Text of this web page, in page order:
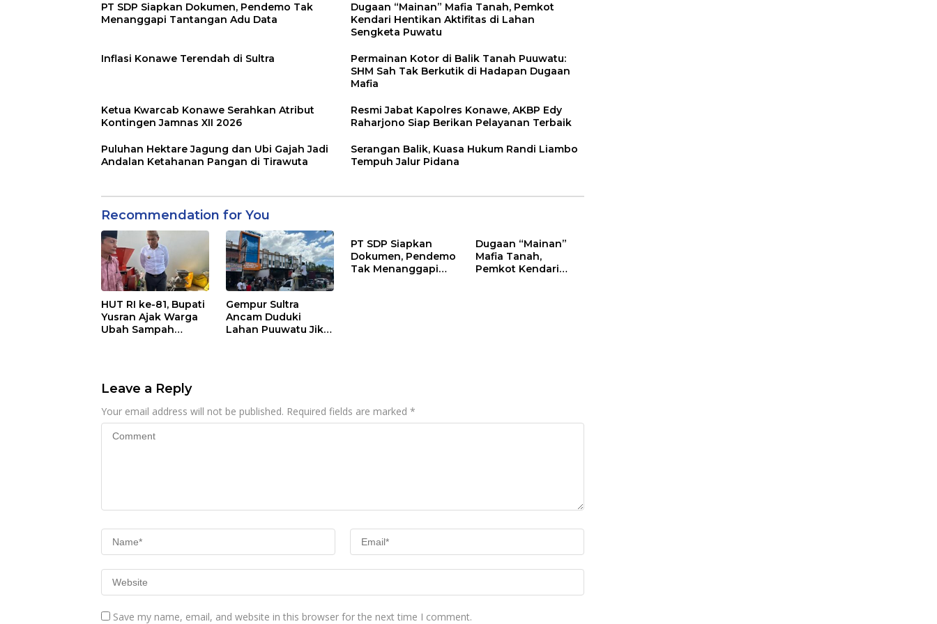
PT SDP Siapkan Dokumen, Pendemo Tak
Menanggapi Tantangan Adu Data
Dugaan “Mainan” Mafia Tanah, Pemkot
Kendari Hentikan Aktifitas di Lahan
Sengketa Puwatu
Inflasi Konawe Terendah di Sultra
Permainan Kotor di Balik Tanah Puuwatu:
SHM Sah Tak Berkutik di Hadapan Dugaan
Mafia
Ketua Kwarcab Konawe Serahkan Atribut
Kontingen Jamnas XII 2026
Resmi Jabat Kapolres Konawe, AKBP Edy
Raharjono Siap Berikan Pelayanan Terbaik
Puluhan Hektare Jagung dan Ubi Gajah Jadi
Andalan Ketahanan Pangan di Tirawuta
Serangan Balik, Kuasa Hukum Randi Liambo
Tempuh Jalur Pidana
Recommendation for You
HUT RI ke-81, Bupati
Yusran Ajak Warga
Ubah Sampah
Gempur Sultra
Ancam Duduki
Lahan Puuwatu Jika
PT SDP Siapkan
Dokumen, Pendemo
Tak Menanggapi
Dugaan “Mainan”
Mafia Tanah,
Pemkot Kendari
Leave a Reply
Your email address will not be published. Required fields are marked *
Save my name, email, and website in this browser for the next time I comment.